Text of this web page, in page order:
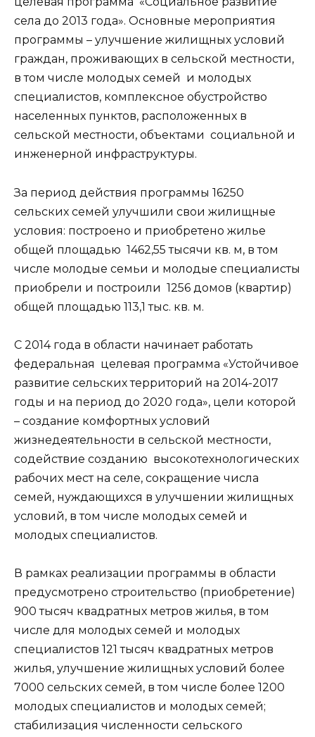
села до 2013 года». Основные мероприятия
программы – улучшение жилищных условий
граждан, проживающих в сельской местности,
в том числе молодых семей и молодых
специалистов, комплексное обустройство
населенных пунктов, расположенных в
сельской местности, объектами социальной и
инженерной инфраструктуры.
За период действия программы 16250
сельских семей улучшили свои жилищные
условия: построено и приобретено жилье
общей площадью 1462,55 тысячи кв. м, в том
числе молодые семьи и молодые специалисты
приобрели и построили 1256 домов (квартир)
общей площадью 113,1 тыс. кв. м.
С 2014 года в области начинает работать
федеральная целевая программа «Устойчивое
развитие сельских территорий на 2014-2017
годы и на период до 2020 года», цели которой
– создание комфортных условий
жизнедеятельности в сельской местности,
содействие созданию высокотехнологических
рабочих мест на селе, сокращение числа
семей, нуждающихся в улучшении жилищных
условий, в том числе молодых семей и
молодых специалистов.
В рамках реализации программы в области
предусмотрено строительство (приобретение)
900 тысяч квадратных метров жилья, в том
числе для молодых семей и молодых
специалистов 121 тысяч квадратных метров
жилья, улучшение жилищных условий более
7000 сельских семей, в том числе более 1200
молодых специалистов и молодых семей;
стабилизация численности сельского